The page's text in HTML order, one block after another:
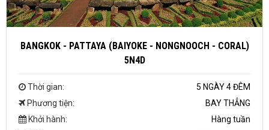
BANGKOK - PATTAYA (BAIYOKE - NONGNOOCH - CORAL)
5N4D
Thời gian:
5 NGÀY 4 ĐÊM
Phương tiện:
BAY THẲNG
Khởi hành:
Hàng tuần